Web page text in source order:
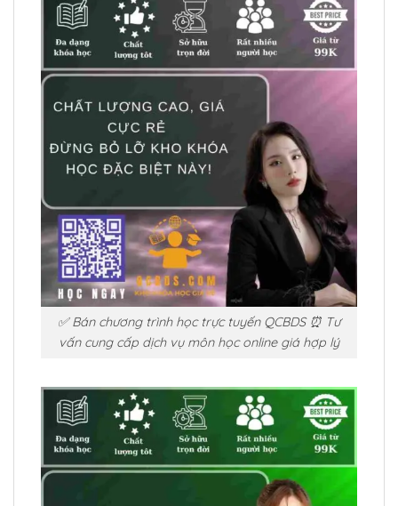
✅ Bán chương trình học trực tuyến QCBDS ⏰ Tư
vấn cung cấp dịch vụ môn học online giá hợp lý